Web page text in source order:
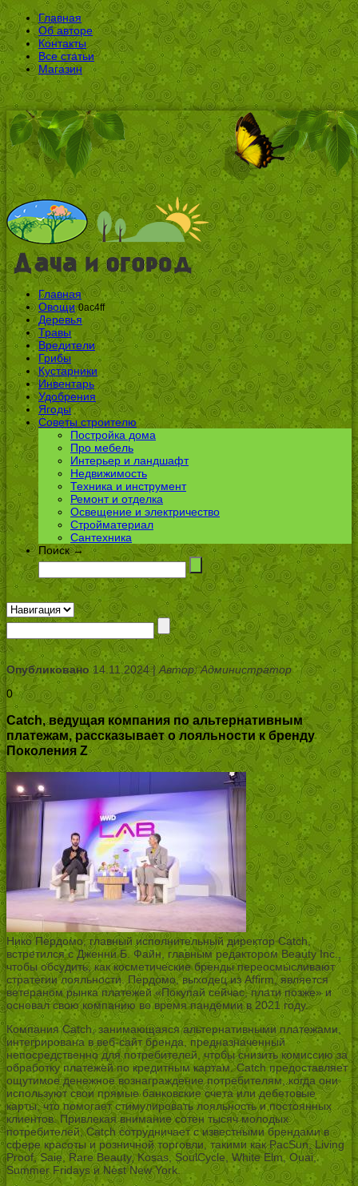
Главная
Об авторе
Контакты
Все статьи
Магазин
Главная
Овощи 0ac4ff
Деревья
Травы
Вредители
Грибы
Кустарники
Инвентарь
Удобрения
Ягоды
Советы строителю
Постройка дома
Про мебель
Интерьер и ландшафт
Недвижимость
Техника и инструмент
Ремонт и отделка
Освещение и электричество
Стройматериал
Сантехника
Поиск →
Опубликовано14.11.2024 | Автор: Администратор
0
Catch, ведущая компания по альтернативным
платежам, рассказывает о лояльности к бренду
Поколения Z
Нико Пердомо, главный исполнительный директор Catch,
встретился с Дженни Б. Файн, главным редактором Beauty Inc.,
чтобы обсудить, как косметические бренды переосмысливают
стратегии лояльности. Пердомо, выходец из Affirm, является
ветераном рынка платежей «Покупай сейчас, плати позже» и
основал свою компанию во время пандемии в 2021 году.
Компания Catch, занимающаяся альтернативными платежами,
интегрирована в веб-сайт бренда, предназначенный
непосредственно для потребителей, чтобы снизить комиссию за
обработку платежей по кредитным картам. Catch предоставляет
ощутимое денежное вознаграждение потребителям, когда они
используют свои прямые банковские счета или дебетовые
карты, что помогает стимулировать лояльность и постоянных
клиентов. Привлекая внимание сотен тысяч молодых
потребителей, Catch сотрудничает с известными брендами в
сфере красоты и розничной торговли, такими как PacSun, Living
Proof, Saie, Rare Beauty, Kosas, SoulCycle, White Elm, Ouai,
Summer Fridays и Nest New York.